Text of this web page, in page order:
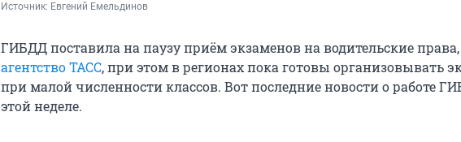
Источник: Евгений Емельдинов
ГИБДД поставила на паузу приём экзаменов на водительские
агентство ТАСС, при этом в регионах пока готовы организовывать
при малой численности классов. Вот последние новости о работе
этой неделе.